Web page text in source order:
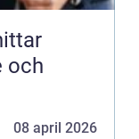
och
08 april 2026